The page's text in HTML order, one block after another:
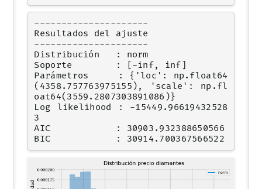
---------------------
Resultados del ajuste
---------------------
Distribución   : norm
Soporte        : [-inf, inf]
Parámetros     : {'loc': np.float64
(4358.757763975155), 'scale': np.fl
oat64(3559.2807303891086)}
Log likelihood : -15449.96619432528
3
AIC            : 30903.932388650566